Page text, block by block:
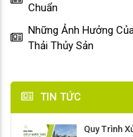
Chuẩn
Những Ảnh Hưởng
Thải Thủy Sản
TIN TỨC
Quy Trình